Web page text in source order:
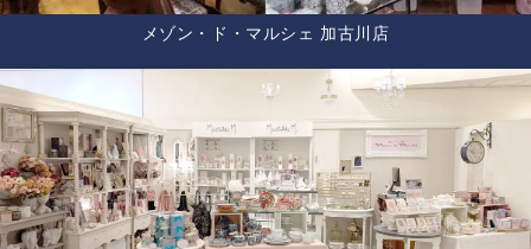
メゾン・ド・マルシェ 加古川店